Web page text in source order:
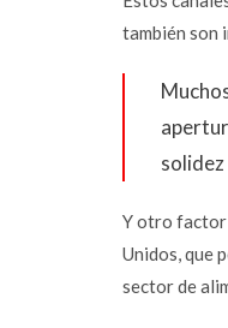
también son
Y otro factor
Unidos, que
sector de